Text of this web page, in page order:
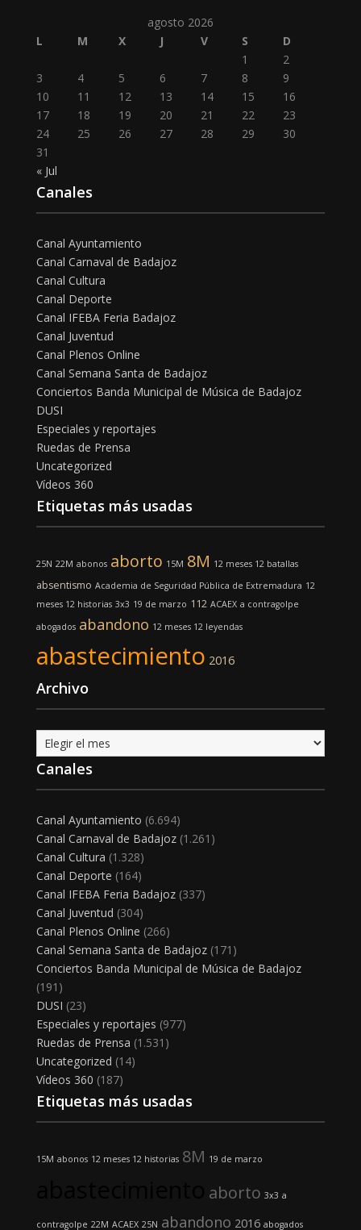
agosto 2026
L
M X J V S
D
1
2
3
4 5 6 7 8
9
10
11 12 13 14 15
16
17
18 19 20 21 22
23
24
25 26 27 28 29
30
31
« Jul
Canales
Canal Ayuntamiento
Canal Carnaval de Badajoz
Canal Cultura
Canal Deporte
Canal IFEBA Feria Badajoz
Canal Juventud
Canal Plenos Online
Canal Semana Santa de Badajoz
Conciertos Banda Municipal de Música de Badajoz
DUSI
Especiales y reportajes
Ruedas de Prensa
Uncategorized
Vídeos 360
Etiquetas más usadas
25N 22M abonos aborto 15M 8M 12 meses 12 batallas
absentismo Academia de Seguridad Pública de Extremadura 12
meses 12 historias 3x3 19 de marzo 112 ACAEX a contragolpe
abogados abandono 12 meses 12 leyendas
abastecimiento 2016
Archivo
Archivo
Canales
Canal Ayuntamiento (6.694)
Canal Carnaval de Badajoz(1.261)
Canal Cultura (1.328)
Canal Deporte (164)
Canal IFEBA Feria Badajoz(337)
Canal Juventud (304)
Canal Plenos Online (266)
Canal Semana Santa de Badajoz(171)
Conciertos Banda Municipal de Música de Badajoz
(191)
DUSI (23)
Especiales y reportajes (977)
Ruedas de Prensa (1.531)
Uncategorized (14)
Vídeos 360 (187)
Etiquetas más usadas
15M abonos 12 meses 12 historias 8M 19 de marzo
aborto 3x3 a
contragolpe 22M ACAEX 25N abandono 2016 abogados